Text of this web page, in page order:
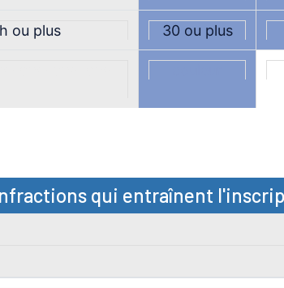
ou plus 30 ou plus
qui entraînent